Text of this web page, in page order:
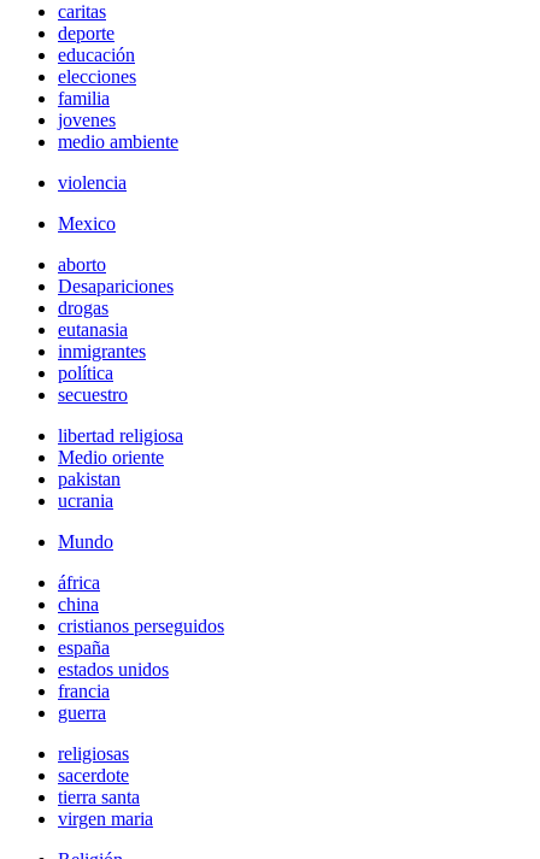
caritas
deporte
educación
elecciones
familia
jovenes
medio ambiente
violencia
Mexico
aborto
Desapariciones
drogas
eutanasia
inmigrantes
política
secuestro
libertad religiosa
Medio oriente
pakistan
ucrania
Mundo
áfrica
china
cristianos perseguidos
españa
estados unidos
francia
guerra
religiosas
sacerdote
tierra santa
virgen maria